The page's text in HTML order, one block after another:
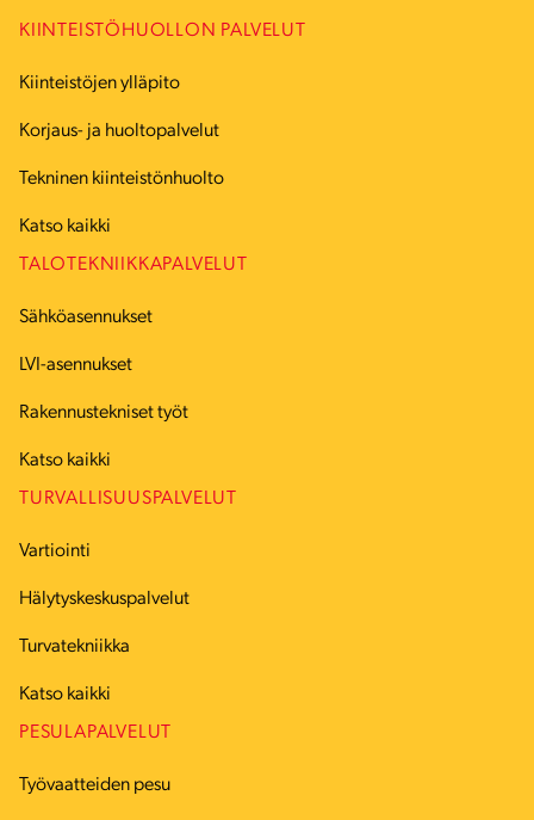
KIINTEISTÖHUOLLON PALVELUT
Kiinteistöjen ylläpito
Korjaus- ja huoltopalvelut
Tekninen kiinteistönhuolto
Katso kaikki
TALOTEKNIIKKAPALVELUT
Sähköasennukset
LVI-asennukset
Rakennustekniset työt
Katso kaikki
TURVALLISUUSPALVELUT
Vartiointi
Hälytyskeskuspalvelut
Turvatekniikka
Katso kaikki
PESULAPALVELUT
Työvaatteiden pesu